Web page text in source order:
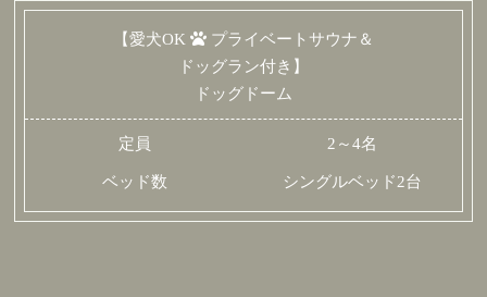
【愛犬OK
プライベートサウナ＆
ドッグラン付き】
ドッグドーム
定員 2～4名
ベッド数 シングルベッド2台